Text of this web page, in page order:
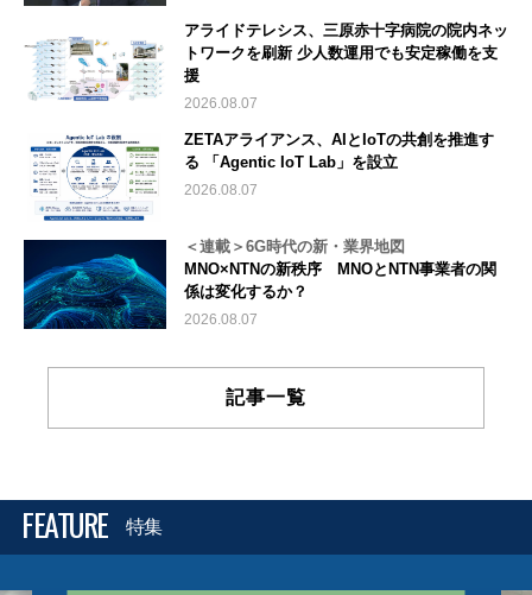
アライドテレシス、三原赤十字病院の院内ネッ
トワークを刷新 少人数運用でも安定稼働を支
援
2026.08.07
ZETAアライアンス、AIとIoTの共創を推進す
る 「Agentic IoT Lab」を設立
2026.08.07
＜連載＞6G時代の新・業界地図
MNO×NTNの新秩序 MNOとNTN事業者の関
係は変化するか？
2026.08.07
記事一覧
FEATURE 特集